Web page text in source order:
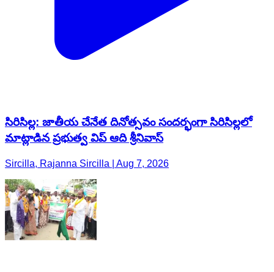
సిరిసిల్ల: జాతీయ చేనేత దినోత్సవం సందర్భంగా సిరిసిల్లలో
మాట్లాడిన ప్రభుత్వ విప్ ఆది శ్రీనివాస్
Sircilla, Rajanna Sircilla | Aug 7, 2026